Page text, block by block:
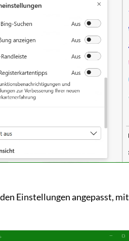
Einstellungen angepasst, mit